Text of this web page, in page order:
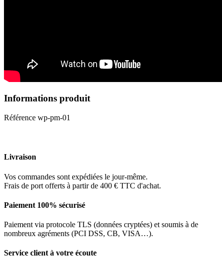
Informations produit
Référence wp-pm-01
Livraison
Vos commandes sont expédiées le jour-même.
Frais de port offerts à partir de 400 € TTC d'achat.
Paiement 100% sécurisé
Paiement via protocole TLS (données cryptées) et soumis à de
nombreux agréments (PCI DSS, CB, VISA…).
Service client à votre écoute